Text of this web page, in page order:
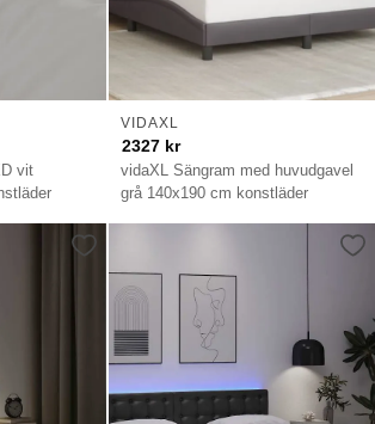
vit
vidaXL Sängram med huvudgavel
grå 140x190 cm konstläder
VIDAXL
2327 kr